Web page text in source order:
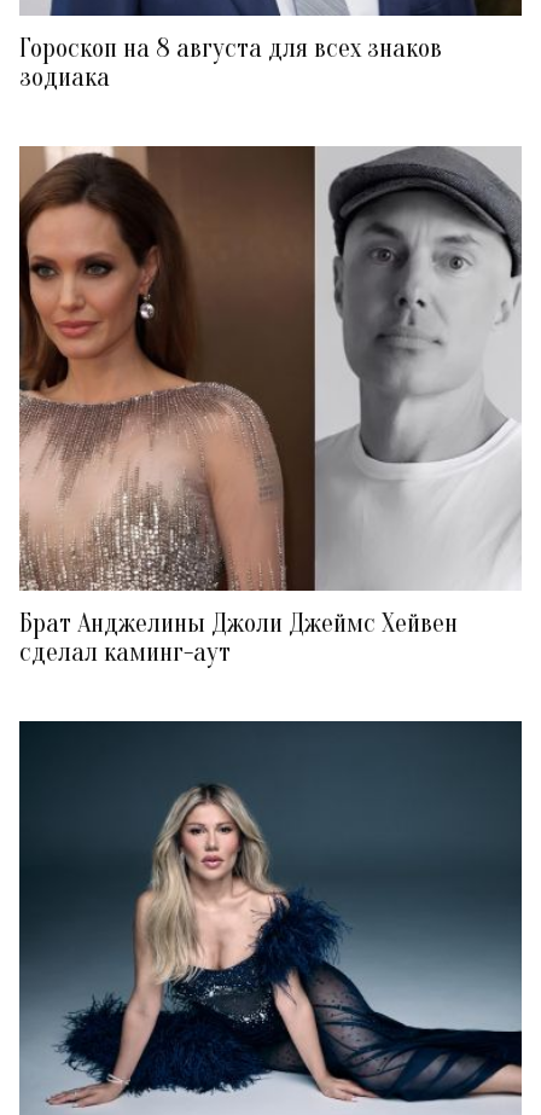
Гороскоп на 8 августа для всех знаков
зодиака
Брат Анджелины Джоли Джеймс Хейвен
сделал каминг-аут